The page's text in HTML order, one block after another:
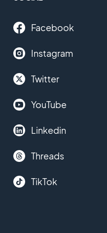
Facebook
Instagram
Twitter
YouTube
Linkedin
Threads
TikTok